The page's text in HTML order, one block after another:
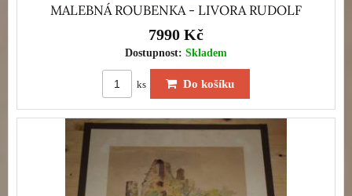
MALEBNÁ ROUBENKA - LIVORA RUDOLF
7990 Kč
Dostupnost: Skladem
ks Do košíku